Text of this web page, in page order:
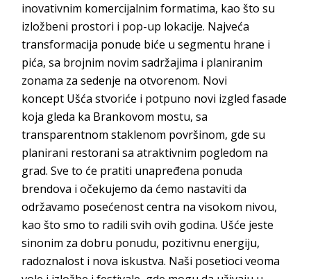
inovativnim komercijalnim formatima, kao što su
izložbeni prostori i pop-up lokacije. Najveća
transformacija ponude biće u segmentu hrane i
pića, sa brojnim novim sadržajima i planiranim
zonama za sedenje na otvorenom. Novi
koncept Ušća stvoriće i potpuno novi izgled fasade
koja gleda ka Brankovom mostu, sa
transparentnom staklenom površinom, gde su
planirani restorani sa atraktivnim pogledom na
grad. Sve to će pratiti unapređena ponuda
brendova i očekujemo da ćemo nastaviti da
održavamo posećenost centra na visokom nivou,
kao što smo to radili svih ovih godina. Ušće jeste
sinonim za dobru ponudu, pozitivnu energiju,
radoznalost i nova iskustva. Naši posetioci veoma